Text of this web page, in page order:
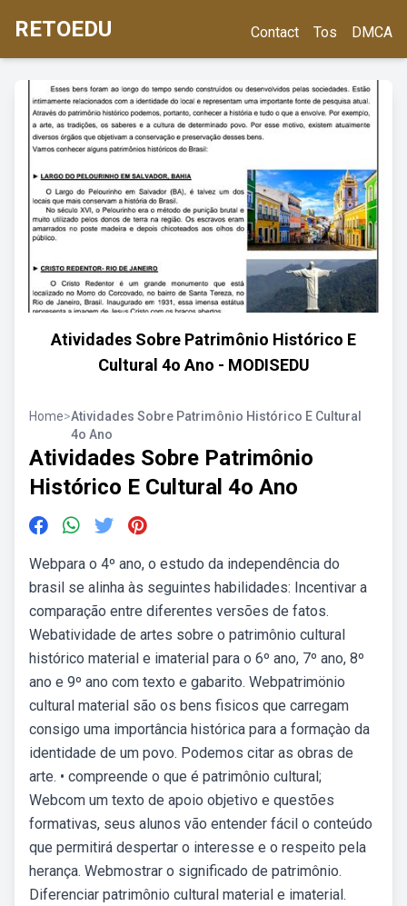
RETOEDU Contact Tos DMCA
Atividades Sobre Patrimônio Histórico E
Cultural 4o Ano - MODISEDU
Home>Atividades Sobre Patrimônio Histórico E Cultural
4o Ano
Atividades Sobre Patrimônio
Histórico E Cultural 4o Ano
Webpara o 4º ano, o estudo da independência do
brasil se alinha às seguintes habilidades: Incentivar a
comparação entre diferentes versões de fatos.
Webatividade de artes sobre o patrimônio cultural
histórico material e imaterial para o 6º ano, 7º ano, 8º
ano e 9º ano com texto e gabarito. Webpatrimönio
cultural material são os bens fisicos que carregam
consigo uma importância histórica para a formaçào da
identidade de um povo. Podemos citar as obras de
arte. • compreende o que é patrimônio cultural;
Webcom um texto de apoio objetivo e questões
formativas, seus alunos vão entender fácil o conteúdo
que permitirá despertar o interesse e o respeito pela
herança. Webmostrar o significado de patrimônio.
Diferenciar patrimônio cultural material e imaterial.